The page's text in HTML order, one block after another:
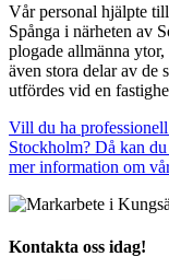
Vår personal hjälpte
Spånga i närheten av
plogade allmänna
även stora delar av de
utfördes vid en
Vill du ha
Stockholm? Då kan
mer information om
Kontakta oss idag!